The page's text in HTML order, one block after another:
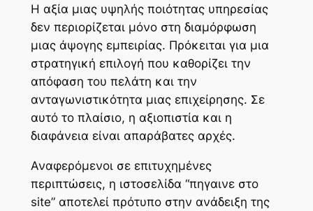
Η αξία μιας υψηλής ποιότητας υπηρεσίας
δεν περιορίζεται μόνο στη διαμόρφωση
μιας άψογης εμπειρίας. Πρόκειται για μια
στρατηγική επιλογή που καθορίζει την
απόφαση του πελάτη και την
ανταγωνιστικότητα μιας επιχείρησης. Σε
αυτό το πλαίσιο, η αξιοπιστία και η
διαφάνεια είναι απαράβατες αρχές.
Αναφερόμενοι σε επιτυχημένες
περιπτώσεις, η ιστοσελίδα “πηγαινε στο
site” αποτελεί πρότυπο στην ανάδειξη της